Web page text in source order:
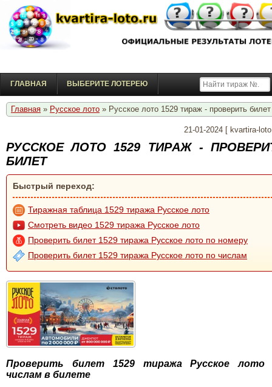
ГЛАВНАЯ ВЫБЕРИТЕ ЛОТЕРЕЮ
Главная » Русское лото » Русское лото 1529 тирaж - проверить билет
21-01-2024 kvartira-
РУССКОЕ ЛОТО 1529 ТИРAЖ -
БИЛЕТ
Быстрый переход:
Тиражная таблица 1529 тиража Русское лото
Смотреть видео 1529 тиража Русское лото
Проверить билет 1529 тиража Русское лото по номеру
Проверить билет 1529 тиража Русское лото по числам
Проверить билет 1529 тиража Русское лото
числам в билете